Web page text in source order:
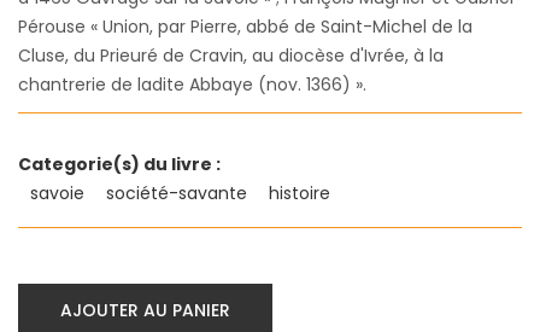
Pérouse « Union, par Pierre, abbé de Saint-Michel de la
Cluse, du Prieuré de Cravin, au diocèse d'Ivrée, à la
chantrerie de ladite Abbaye (nov. 1366) ».
Categorie(s) du livre :
savoie
société-savante histoire
AJOUTER AU PANIER